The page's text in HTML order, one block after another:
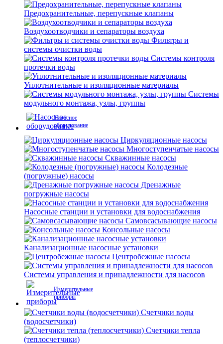
Предохранительные, перепускные клапаны
Воздухоотводчики и сепараторы воздуха
Фильтры и
системы очистки воды
Системы контроля
протечки воды
Уплотнительные и изоляционные материалы
Системы
модульного монтажа, узлы, группы
Насосное
оборудование
Циркуляционные насосы
Многоступенчатые насосы
Скважинные насосы
Колодезные
(погружные) насосы
Дренажные
погружные насосы
Насосные станции и установки для водоснабжения
Самовсасывающие насосы
Консольные насосы
Канализационные насосные установки
Центробежные насосы
Системы управления и принадлежности для насосов
Измерительные
приборы
Счетчики воды
(водосчетчики)
Счетчики тепла
(теплосчетчики)